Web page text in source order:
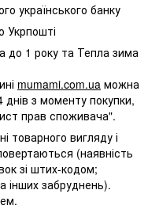
українського банку
Укрпошті
до 1 року та Тепла зима
mumami.com.ua можна
з моменту покупки,
прав споживача".
товарного вигляду і
(наявність
зі штих-кодом;
інших забруднень).